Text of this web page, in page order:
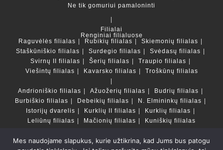
Ne tik gomuriui pamaloninti
Filialai
Renginiai filialuose
Raguvėlės filialas
Rubikių filialas
Skiemonių filialas
Staškūniškio filialas
Surdegio filialas
Svėdasų filialas
Svirnų II filialas
Šerių filialas
Traupio filialas
Viešintų filialas
Kavarsko filialas Troškūnų filialas
Andrioniškio filialas Ažuožerių filialas
Budrių filialas
Burbiškio filialas
Debeikių filialas
N. Elmininkų filialas
Istorijų dvarelis
Kurklių II filialas
Kurklių filialas
Leliūnų filialas
Mačionių filialas Kuniškių filialas
Duomenų bazės ir katalogai
Mes naudojame slapukus, kurie užtikrina, kad Jums bus patogu